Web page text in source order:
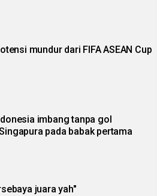
mundur dari FIFA ASEAN Cup
imbang tanpa gol
pada babak pertama
juara yah"